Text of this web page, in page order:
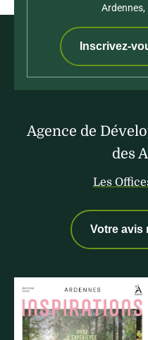
Ardennes,
Inscrivez-
Agence de
des
Les
Votre avis